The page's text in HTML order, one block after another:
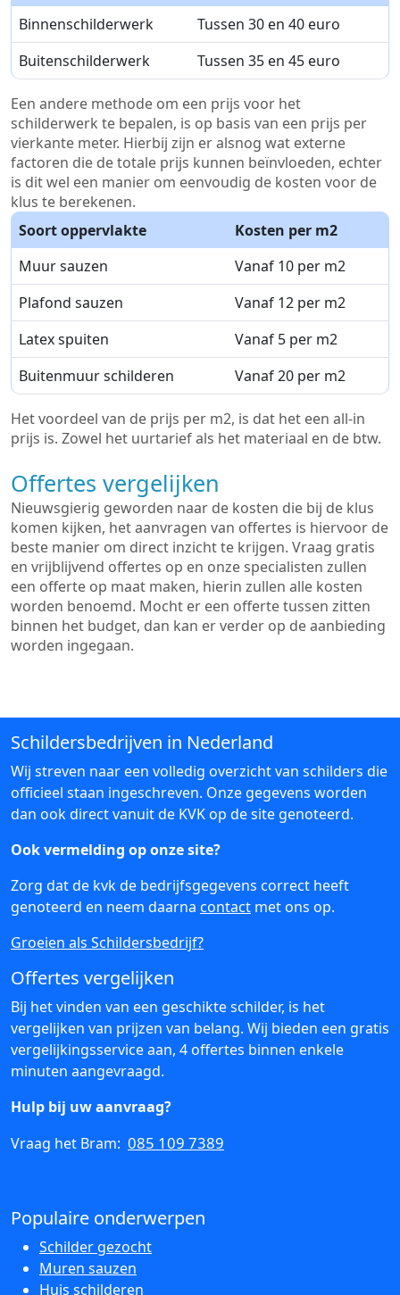
Binnenschilderwerk
Tussen 30 en 40 euro
Buitenschilderwerk
Tussen 35 en 45 euro
Een andere methode om een prijs voor het
schilderwerk te bepalen, is op basis van een prijs per
vierkante meter. Hierbij zijn er alsnog wat externe
factoren die de totale prijs kunnen beïnvloeden, echter
is dit wel een manier om eenvoudig de kosten voor de
klus te berekenen.
Soort oppervlakte
Kosten per m2
Muur sauzen
Vanaf 10 per m2
Plafond sauzen
Vanaf 12 per m2
Latex spuiten
Vanaf 5 per m2
Buitenmuur schilderen
Vanaf 20 per m2
Het voordeel van de prijs per m2, is dat het een all-in
prijs is. Zowel het uurtarief als het materiaal en de btw.
Offertes vergelijken
Nieuwsgierig geworden naar de kosten die bij de klus
komen kijken, het aanvragen van offertes is hiervoor de
beste manier om direct inzicht te krijgen. Vraag gratis
en vrijblijvend offertes op en onze specialisten zullen
een offerte op maat maken, hierin zullen alle kosten
worden benoemd. Mocht er een offerte tussen zitten
binnen het budget, dan kan er verder op de aanbieding
worden ingegaan.
Schildersbedrijven in Nederland
Wij streven naar een volledig overzicht van schilders die
officieel staan ingeschreven. Onze gegevens worden
dan ook direct vanuit de KVK op de site genoteerd.
Ook vermelding op onze site?
Zorg dat de kvk de bedrijfsgegevens correct heeft
genoteerd en neem daarna contact met ons op.
Groeien als Schildersbedrijf?
Offertes vergelijken
Bij het vinden van een geschikte schilder, is het
vergelijken van prijzen van belang. Wij bieden een gratis
vergelijkingsservice aan, 4 offertes binnen enkele
minuten aangevraagd.
Hulp bij uw aanvraag?
Vraag het Bram: 085 109 7389
Populaire onderwerpen
Schilder gezocht
Muren sauzen
Huis schilderen